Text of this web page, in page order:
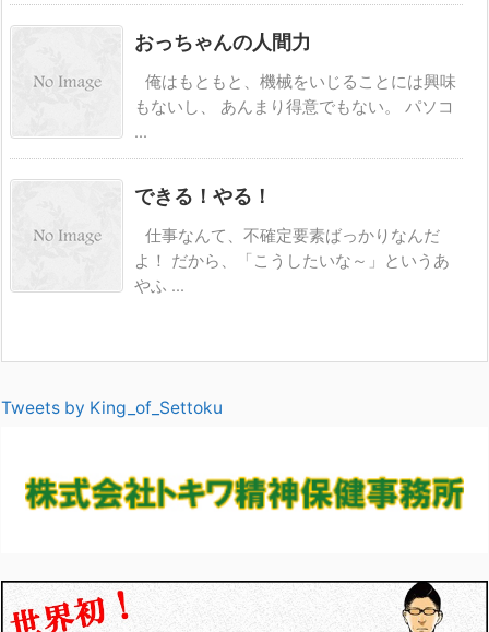
おっちゃんの人間力
俺はもともと、機械をいじることには興味
もないし、 あんまり得意でもない。 パソコ
...
できる！やる！
仕事なんて、不確定要素ばっかりなんだ
よ！ だから、「こうしたいな～」というあ
やふ ...
Tweets by King_of_Settoku